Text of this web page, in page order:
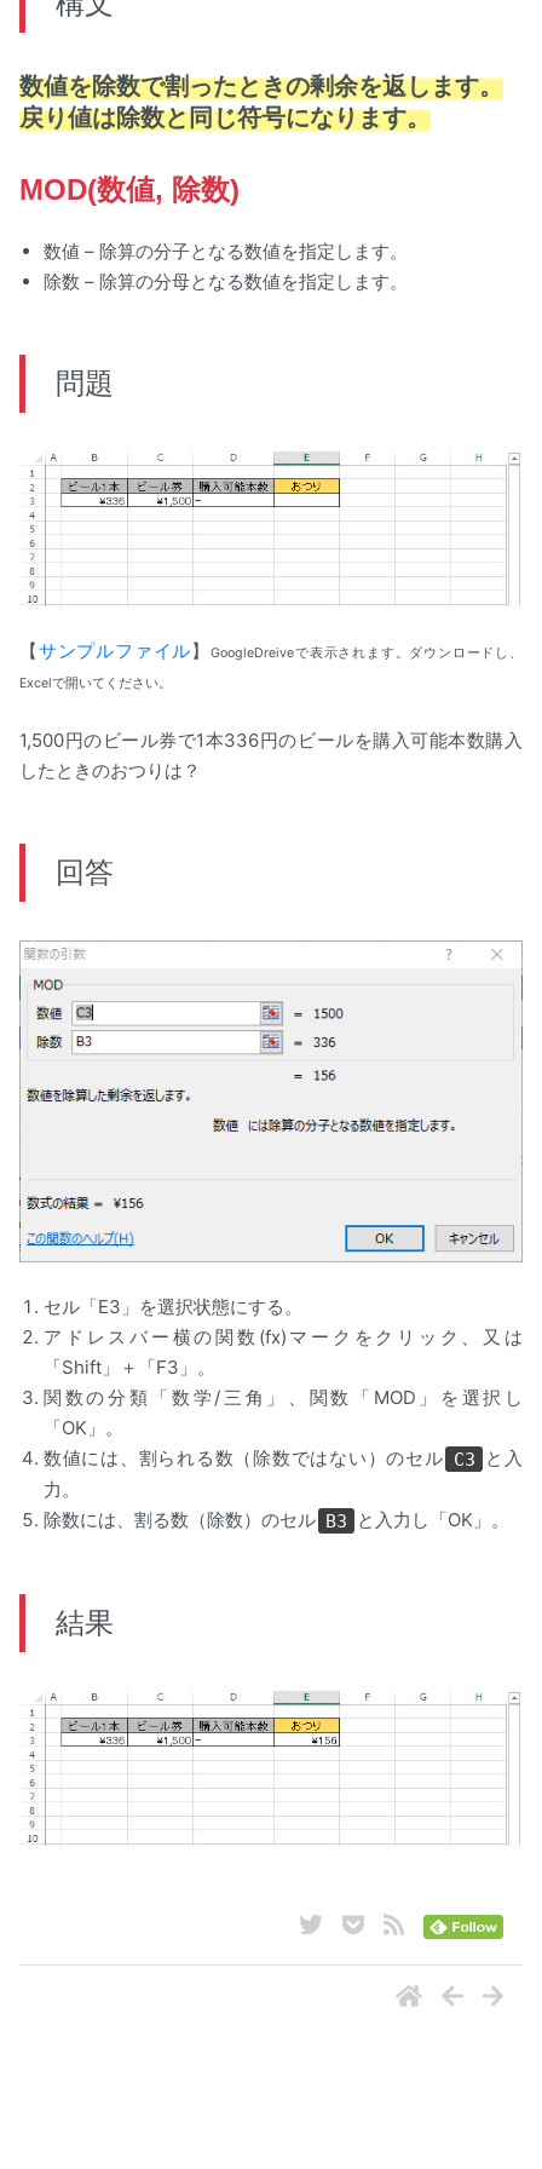
数値を除数で割ったときの剰余を返します。
戻り値は除数と同じ符号になります。
MOD(数値, 除数)
数値 – 除算の分子となる数値を指定します。
除数 – 除算の分母となる数値を指定します。
問題
【サンプルファイル】GoogleDreiveで表示されます。ダウンロードし、
Excelで開いてください。
1,500円のビール券で1本336円のビールを購入可能本数購入
したときのおつりは？
回答
セル「E3」を選択状態にする。
アドレスバー横の関数(fx)マークをクリック、又は
「Shift」＋「F3」。
関数の分類「数学/三角」、関数「MOD」を選択し
「OK」。
数値には、割られる数（除数ではない）のセル C3
と入
力。
除数には、割る数（除数）のセル B3 と入力し「OK」。
結果